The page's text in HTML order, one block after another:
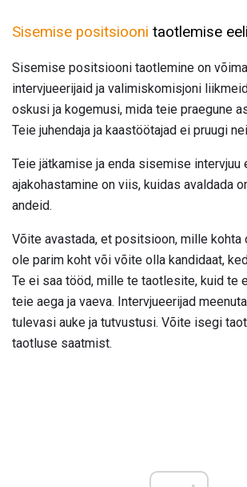
Sisemise positsiooni taotlemise
Sisemise positsiooni taotlemine on
intervjueerijaid ja valimiskomisjoni
oskusi ja kogemusi, mida teie praegune
Teie juhendaja ja kaastöötajad ei pruugi
Teie jätkamise ja enda sisemise intervjuu
ajakohastamine on viis, kuidas avaldada
andeid.
Võite avastada, et positsioon, mille kohta
ole parim koht või võite olla kandidaat,
Te ei saa tööd, mille te taotlesite, kuid te
teie aega ja vaeva. Intervjueerijad
tulevasi auke ja tutvustusi. Võite isegi
taotluse saatmist.